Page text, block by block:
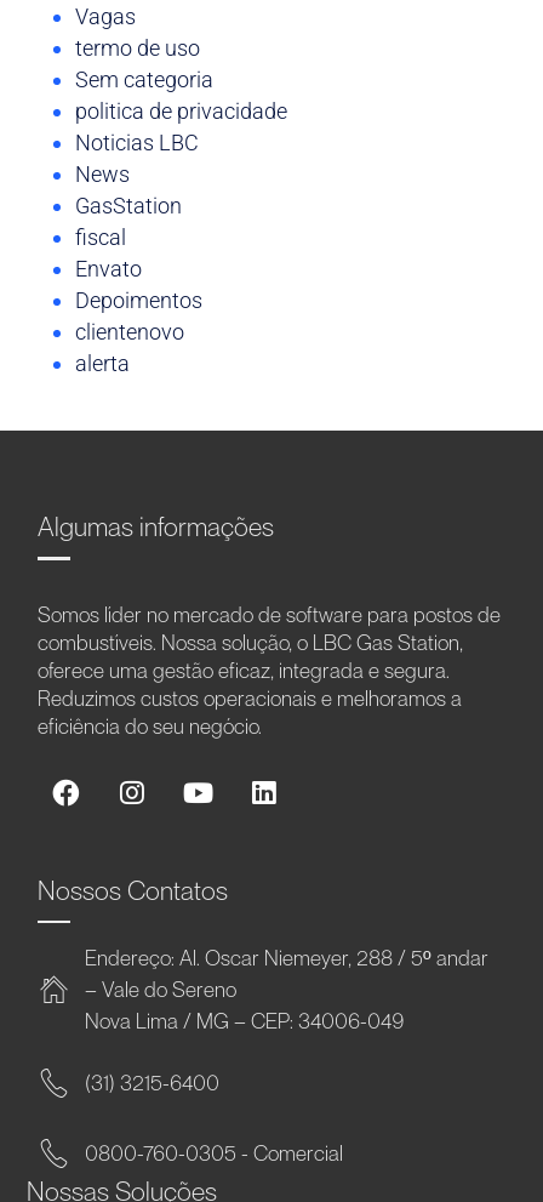
Vagas
termo de uso
Sem categoria
politica de privacidade
Noticias LBC
News
GasStation
fiscal
Envato
Depoimentos
clientenovo
alerta
Algumas informações
Somos líder no mercado de software para postos de
combustíveis. Nossa solução, o LBC Gas Station,
oferece uma gestão eficaz, integrada e segura.
Reduzimos custos operacionais e melhoramos a
eficiência do seu negócio.
Nossos Contatos
Endereço: Al. Oscar Niemeyer, 288 / 5º andar
– Vale do Sereno
Nova Lima / MG – CEP: 34006-049
(31) 3215-6400
0800-760-0305 - Comercial
Nossas Soluções